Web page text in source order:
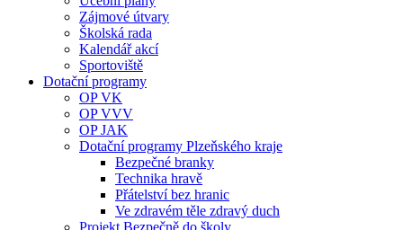
Zájmové útvary
Školská rada
Kalendář akcí
Sportoviště
Dotační programy
OP VK
OP VVV
OP JAK
Dotační programy Plzeňského kraje
Bezpečné branky
Technika hravě
Přátelství bez hranic
Ve zdravém těle zdravý duch
Projekt Bezpečně do školy